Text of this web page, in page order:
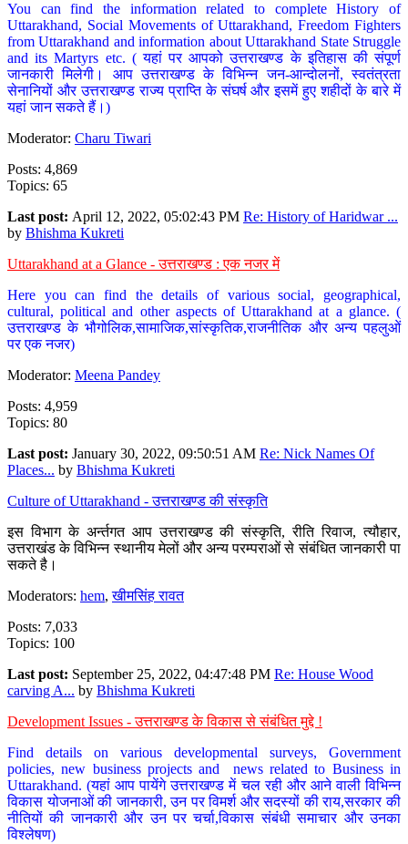
You can find the information related to complete History of
Uttarakhand, Social Movements of Uttarakhand, Freedom Fighters
from Uttarakhand and information about Uttarakhand State Struggle
and its Martyrs etc. ( यहां पर आपको उत्तराखण्ड के इतिहास की संपूर्ण
जानकारी मिलेगी। आप उत्तराखण्ड के विभिन्न जन-आन्दोलनों, स्वतंत्रता
सेनानियों और उत्तराखण्ड राज्य प्राप्ति के संघर्ष और इसमें हुए शहीदों के बारे में
यहां जान सकते हैं।)
Moderator: Charu Tiwari
Posts: 4,869
Topics: 65
Last post: April 12, 2022, 05:02:43 PM Re: History of Haridwar ...
by Bhishma Kukreti
Uttarakhand at a Glance - उत्तराखण्ड : एक नजर में
Here you can find the details of various social, geographical,
cultural, political and other aspects of Uttarakhand at a glance. (
उत्तराखण्ड के भौगोलिक,सामाजिक,सांस्कृतिक,राजनीतिक और अन्य पहलुओं
पर एक नजर)
Moderator: Meena Pandey
Posts: 4,959
Topics: 80
Last post: January 30, 2022, 09:50:51 AM Re: Nick Names Of
Places... by Bhishma Kukreti
Culture of Uttarakhand - उत्तराखण्ड की संस्कृति
इस विभाग के अर्न्तगत आप उत्तराखण्ड की संस्कृति, रीति रिवाज, त्यौहार,
उत्तराखंड के विभिन्न स्थानीय मेलों और अन्य परम्पराओं से संबंधित जानकारी पा
सकते है।
Moderators: hem,खीमसिंह रावत
Posts: 7,033
Topics: 100
Last post: September 25, 2022, 04:47:48 PM Re: House Wood
carving A... by Bhishma Kukreti
Development Issues - उत्तराखण्ड के विकास से संबंधित मुद्दे !
Find details on various developmental surveys, Government
policies, new business projects and news related to Business in
Uttarakhand. (यहां आप पायेंगे उत्तराखण्ड में चल रही और आने वाली विभिन्न
विकास योजनाओं की जानकारी, उन पर विमर्श और सदस्यों की राय,सरकार की
नीतियों की जानकारी और उन पर चर्चा,विकास संबंधी समाचार और उनका
विश्लेषण)